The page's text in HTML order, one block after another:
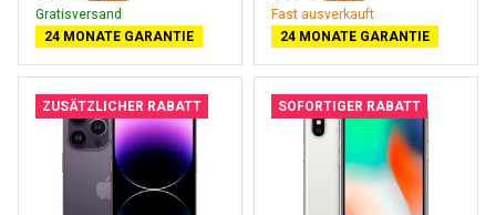
Gratisversand
24 MONATE GARANTIE
Fast ausverkauft
24 MONATE GARANTIE
ZUSÄTZLICHER RABATT SOFORTIGER RABATT